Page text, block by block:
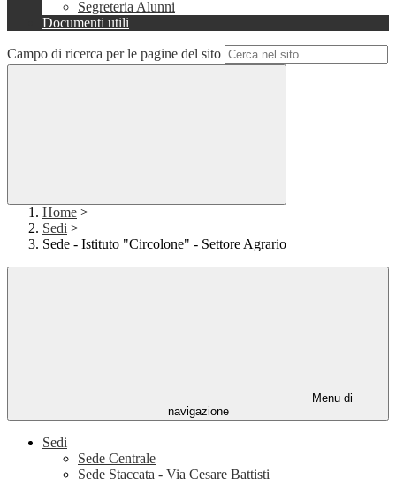
Segreteria Alunni
Documenti utili
Campo di ricerca per le pagine del sito
Home >
Sedi >
Sede - Istituto "Circolone" - Settore Agrario
Menu di
navigazione
Sedi
Sede Centrale
Sede Staccata - Via Cesare Battisti